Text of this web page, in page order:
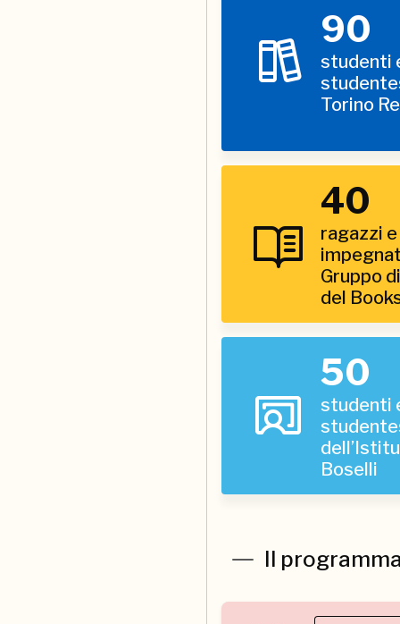
90
studenti
Torino
40
ragazzi
Gruppo
del
50
studenti
Boselli
Il